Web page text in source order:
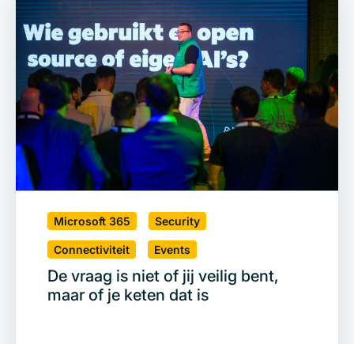
Microsoft 365 Security
Connectiviteit Events
De vraag is niet of jij veilig bent,
maar of je keten dat is